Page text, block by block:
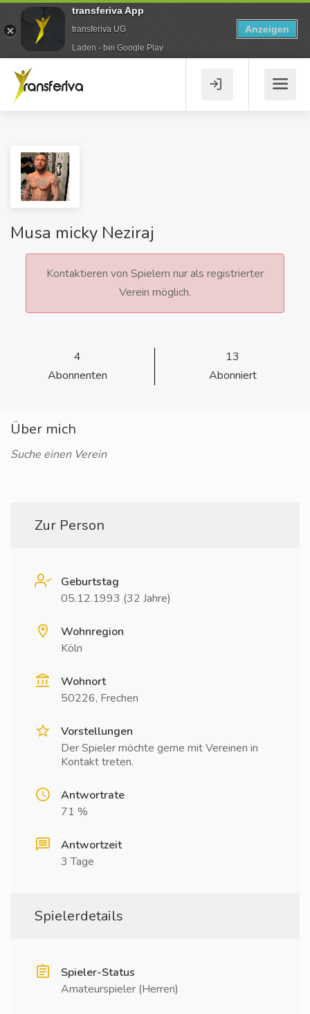
Musa micky Neziraj
Kontaktieren von Spielern nur als registrierter
Verein möglich.
4
Abonnenten
13
Abonniert
Über mich
Suche einen Verein
Zur Person
Geburtstag
05.12.1993 (32 Jahre)
Wohnregion
Köln
Wohnort
50226, Frechen
Vorstellungen
Der Spieler möchte gerne mit Vereinen in
Kontakt treten.
Antwortrate
71 %
Antwortzeit
3 Tage
Spielerdetails
Spieler-Status
Amateurspieler (Herren)
transferiva App
transferiva UG
Laden - bei Google Play
Anzeigen